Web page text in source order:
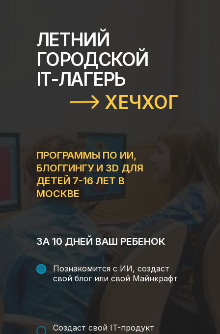
ХЕЧХОГ
ЛЕТНИЙ
ГОРОДСКОЙ
IT-ЛАГЕРЬ
ПРОГРАММЫ ПО ИИ,
БЛОГГИНГУ И 3D ДЛЯ
ДЕТЕЙ 7-16 ЛЕТ В
МОСКВЕ
Познакомится с ИИ, создаст
свой блог или свой Майнкрафт
Создаст свой IT-продукт
ЗА 10 ДНЕЙ ВАШ РЕБЕНОК